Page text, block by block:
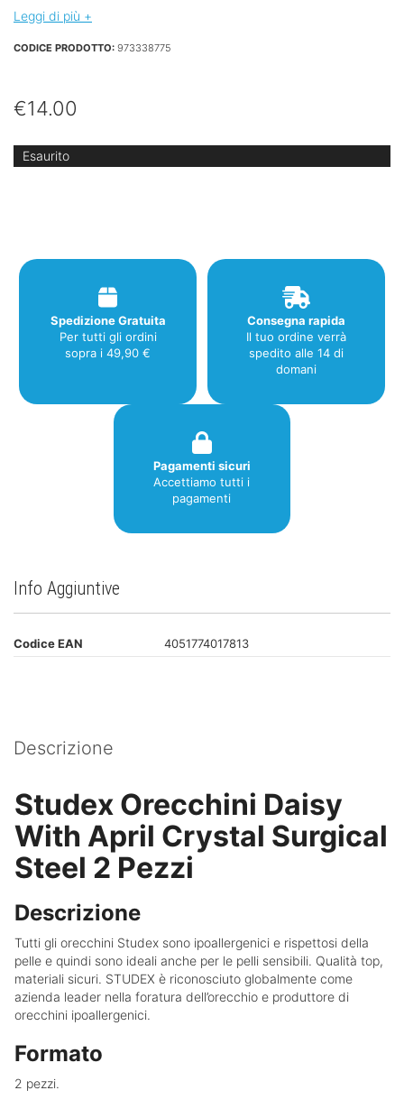
Leggi di più +
CODICE PRODOTTO: 973338775
€14.00
Esaurito
Spedizione Gratuita
Per tutti gli ordini
sopra i 49,90 €
Consegna rapida
Il tuo ordine verrà
spedito alle 14 di
domani
Pagamenti sicuri
Accettiamo tutti i
pagamenti
Info Aggiuntive
Codice EAN 4051774017813
Descrizione
Studex Orecchini Daisy
With April Crystal Surgical
Steel 2 Pezzi
Descrizione
Tutti gli orecchini Studex sono ipoallergenici e rispettosi della
pelle e quindi sono ideali anche per le pelli sensibili. Qualità top,
materiali sicuri. STUDEX è riconosciuto globalmente come
azienda leader nella foratura dell’orecchio e produttore di
orecchini ipoallergenici.
Formato
2 pezzi.